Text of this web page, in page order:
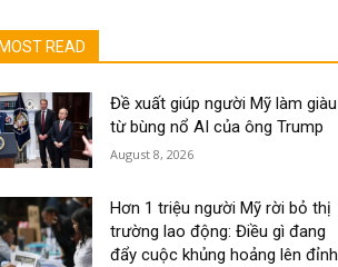
MOST READ
Đề xuất giúp người Mỹ làm giàu
từ bùng nổ AI của ông Trump
August 8, 2026
Hơn 1 triệu người Mỹ rời bỏ thị
trường lao động: Điều gì đang
đẩy cuộc khủng hoảng lên đỉnh